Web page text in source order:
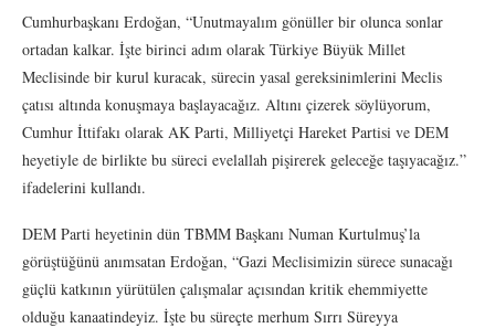
Cumhurbaşkanı Erdoğan, “Unutmayalım gönüller bir olunca sonlar
ortadan kalkar. İşte birinci adım olarak Türkiye Büyük Millet
Meclisinde bir kurul kuracak, sürecin yasal gereksinimlerini Meclis
çatısı altında konuşmaya başlayacağız. Altını çizerek söylüyorum,
Cumhur İttifakı olarak AK Parti, Milliyetçi Hareket Partisi ve DEM
heyetiyle de birlikte bu süreci evelallah pişirerek geleceğe taşıyacağız.”
ifadelerini kullandı.
DEM Parti heyetinin dün TBMM Başkanı Numan Kurtulmuş’la
görüştüğünü anımsatan Erdoğan, “Gazi Meclisimizin sürece sunacağı
güçlü katkının yürütülen çalışmalar açısından kritik ehemmiyette
olduğu kanaatindeyiz. İşte bu süreçte merhum Sırrı Süreyya